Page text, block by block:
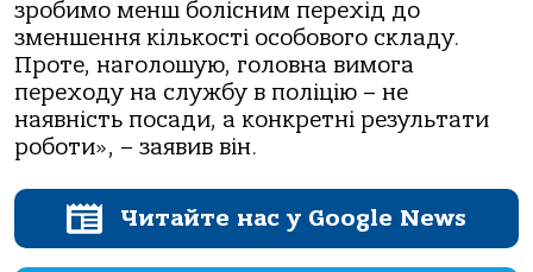
зробимо менш болісним перехід до
зменшення кількості особового складу.
Проте, наголошую, головна вимога
переходу на службу в поліцію – не
наявність посади, а конкретні результати
роботи», – заявив він.
Читайте нас у Google News